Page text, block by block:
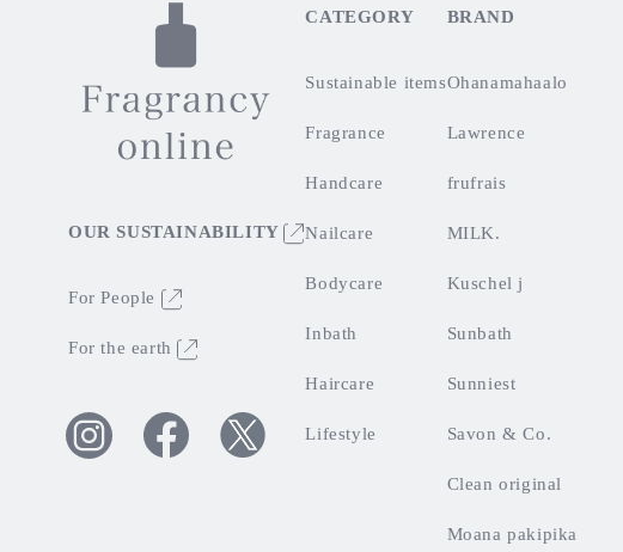
OUR SUSTAINABILITY
For People
For the earth
Instagram Facebook Twitter
CATEGORY
Sustainable items
Fragrance
Handcare
Nailcare
Bodycare
Inbath
Haircare
Lifestyle
BRAND
Ohanamahaalo
Lawrence
frufrais
MILK.
Kuschel j
Sunbath
Sunniest
Savon & Co.
Clean original
Moana pakipika